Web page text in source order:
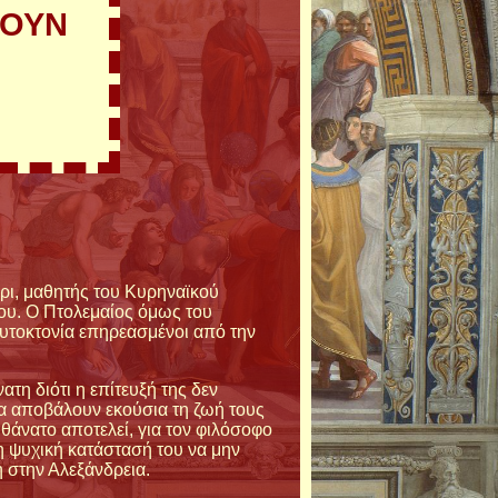
μαθητής του Κυρηναϊκού
Ο Πτολεμαίος όμως του
επηρεασμένοι από την
διότι η επίτευξή της δεν
αποβάλουν εκούσια τη ζωή τους
αποτελεί, για τον φιλόσοφο
ψυχική κατάστασή του να μην
Αλεξάνδρεια.